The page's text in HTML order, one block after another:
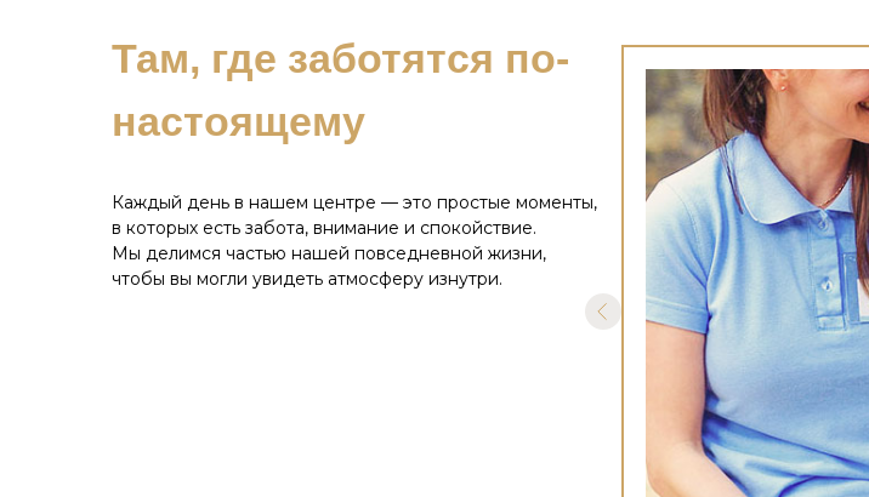
Там, где заботятся по-
настоящему
Каждый день в нашем центре — это простые моменты,
в которых есть забота, внимание и спокойствие.
Мы делимся частью нашей повседневной жизни,
чтобы вы могли увидеть атмосферу изнутри.